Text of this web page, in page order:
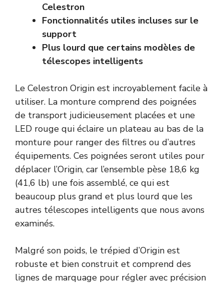
Celestron
Fonctionnalités utiles incluses sur le
support
Plus lourd que certains modèles de
télescopes intelligents
Le Celestron Origin est incroyablement facile à
utiliser. La monture comprend des poignées
de transport judicieusement placées et une
LED rouge qui éclaire un plateau au bas de la
monture pour ranger des filtres ou d’autres
équipements. Ces poignées seront utiles pour
déplacer l’Origin, car l’ensemble pèse 18,6 kg
(41,6 lb) une fois assemblé, ce qui est
beaucoup plus grand et plus lourd que les
autres télescopes intelligents que nous avons
examinés.
Malgré son poids, le trépied d’Origin est
robuste et bien construit et comprend des
lignes de marquage pour régler avec précision